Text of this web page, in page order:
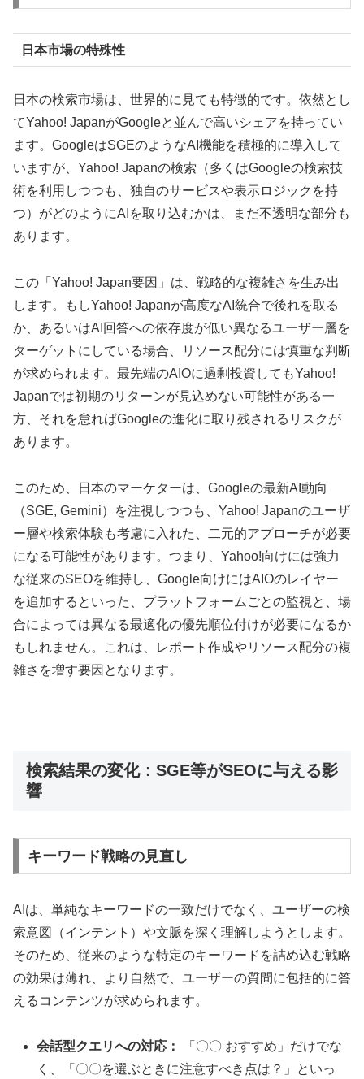
日本市場の特殊性
日本の検索市場は、世界的に見ても特徴的です。依然とし
てYahoo! JapanがGoogleと並んで高いシェアを持ってい
ます。GoogleはSGEのようなAI機能を積極的に導入して
いますが、Yahoo! Japanの検索（多くはGoogleの検索技
術を利用しつつも、独自のサービスや表示ロジックを持
つ）がどのようにAIを取り込むかは、まだ不透明な部分も
あります。
この「Yahoo! Japan要因」は、戦略的な複雑さを生み出
します。もしYahoo! Japanが高度なAI統合で後れを取る
か、あるいはAI回答への依存度が低い異なるユーザー層を
ターゲットにしている場合、リソース配分には慎重な判断
が求められます。最先端のAIOに過剰投資してもYahoo!
Japanでは初期のリターンが見込めない可能性がある一
方、それを怠ればGoogleの進化に取り残されるリスクが
あります。
このため、日本のマーケターは、Googleの最新AI動向
（SGE, Gemini）を注視しつつも、Yahoo! Japanのユーザ
ー層や検索体験も考慮に入れた、二元的アプローチが必要
になる可能性があります。つまり、Yahoo!向けには強力
な従来のSEOを維持し、Google向けにはAIOのレイヤー
を追加するといった、プラットフォームごとの監視と、場
合によっては異なる最適化の優先順位付けが必要になるか
もしれません。これは、レポート作成やリソース配分の複
雑さを増す要因となります。
検索結果の変化：SGE等がSEOに与える影
響
キーワード戦略の見直し
AIは、単純なキーワードの一致だけでなく、ユーザーの検
索意図（インテント）や文脈を深く理解しようとします。
そのため、従来のような特定のキーワードを詰め込む戦略
の効果は薄れ、より自然で、ユーザーの質問に包括的に答
えるコンテンツが求められます。
会話型クエリへの対応：
「〇〇 おすすめ」だけでな
く、「〇〇を選ぶときに注意すべき点は？」といっ